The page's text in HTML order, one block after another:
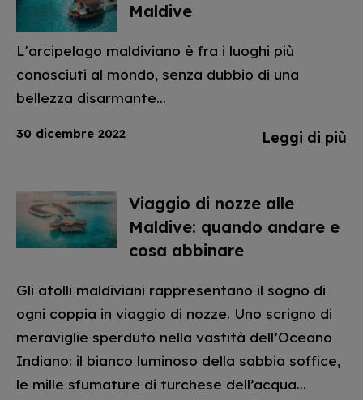
Maldive
L'arcipelago maldiviano è fra i luoghi più
conosciuti al mondo, senza dubbio di una
bellezza disarmante...
30 dicembre 2022 Leggi di più
Viaggio di nozze alle
Maldive: quando andare e
cosa abbinare
Gli atolli maldiviani rappresentano il sogno di
ogni coppia in viaggio di nozze. Uno scrigno di
meraviglie sperduto nella vastità dell’Oceano
Indiano: il bianco luminoso della sabbia soffice,
le mille sfumature di turchese dell’acqua...